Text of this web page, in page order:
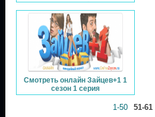
Смотреть онлайн Зайцев+1 1
сезон 1 серия
1-50 51-61